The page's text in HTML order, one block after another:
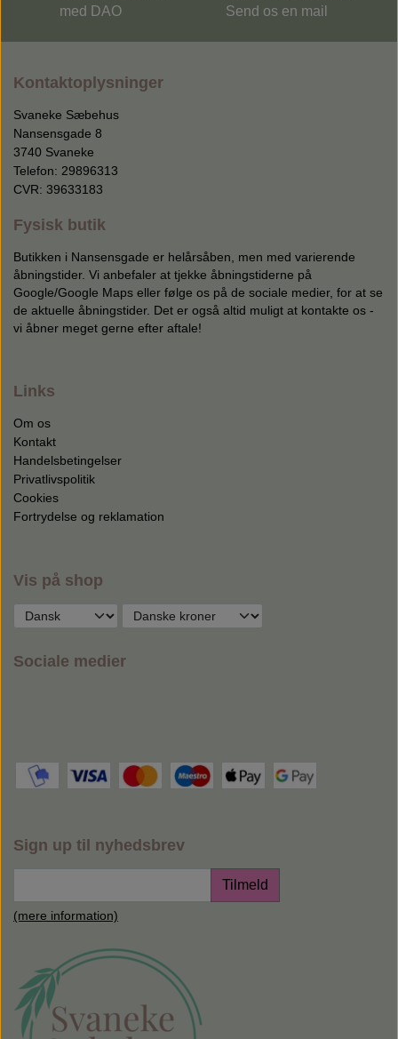
med DAO Send os en mail
Kontaktoplysninger
Svaneke Sæbehus
Nansensgade 8
3740 Svaneke
Telefon: 29896313
CVR: 39633183
Fysisk butik
Butikken i Nansensgade er helårsåben, men med varierende
åbningstider. Vi anbefaler at tjekke åbningstiderne på
Google/Google Maps eller følge os på de sociale medier, for at se
de aktuelle åbningstider. Det er også altid muligt at kontakte os -
vi åbner meget gerne efter aftale!
Links
Om os
Kontakt
Handelsbetingelser
Privatlivspolitik
Cookies
Fortrydelse og reklamation
Vis på shop
Sociale medier
Sign up til nyhedsbrev
Tilmeld
(mere information)